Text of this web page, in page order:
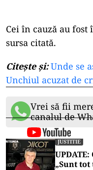
Cei în cauză au
sursa citată.
Citește și:Unde se
Unchiul acuzat de
Vrei să fii
canalul de
JUSTITIE
„Sunt